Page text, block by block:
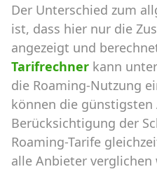
Der Unterschied zum
ist, dass hier nur die
angezeigt und
Tarifrechner kann
die Roaming-Nutzung
können die
Berücksichtigung der
Roaming-Tarife
alle Anbieter verglichen